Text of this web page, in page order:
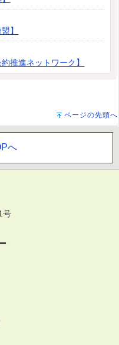
】
推進ネットワーク】
ページの先頭へ
へ
号